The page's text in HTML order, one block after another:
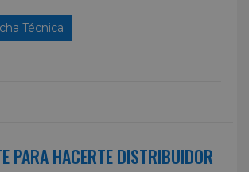
Técnica
PARA HACERTE DISTRIBUIDOR